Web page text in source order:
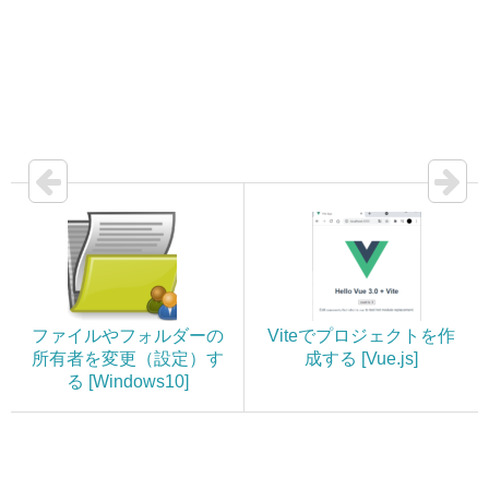
ファイルやフォルダーの
所有者を変更（設定）す
る [Windows10]
Viteでプロジェクトを作
成する [Vue.js]